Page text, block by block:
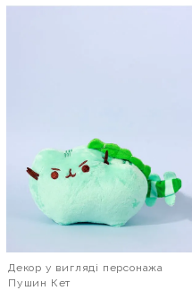
Декор у вигляді персонажа
Пушин Кет